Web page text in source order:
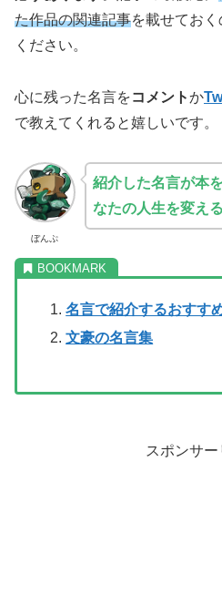
た作品の関連記事を載せてお
ください。
心に残った名言をコメントか
で教えてくれると嬉しいです。
ぼんぷ
紹介した名言が本
なたの人生を変え
名言で紹介するおすす
文豪の名言集
スポンサー